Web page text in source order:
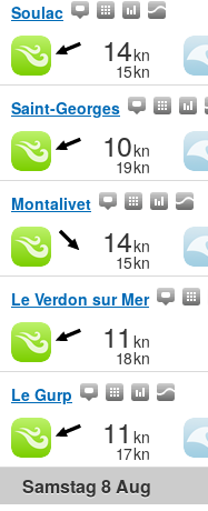
Soulac
14kn
15kn
Saint-Georges
10kn
19kn
Montalivet
14kn
15kn
Le Verdon sur Mer
11 kn
18kn
Le Gurp
11 kn
17kn
Samstag 8 Aug